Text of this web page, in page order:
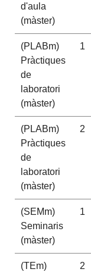
d'aula
(màster)
(PLABm)
Pràctiques
de
laboratori
(màster)
1
(PLABm)
Pràctiques
de
laboratori
(màster)
2
(SEMm)
Seminaris
(màster)
1
(TEm)
2